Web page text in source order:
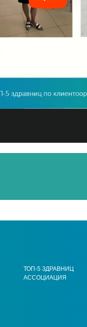
ТОП-5 ЗДРАВНИЦ
АССОЦИАЦИЯ